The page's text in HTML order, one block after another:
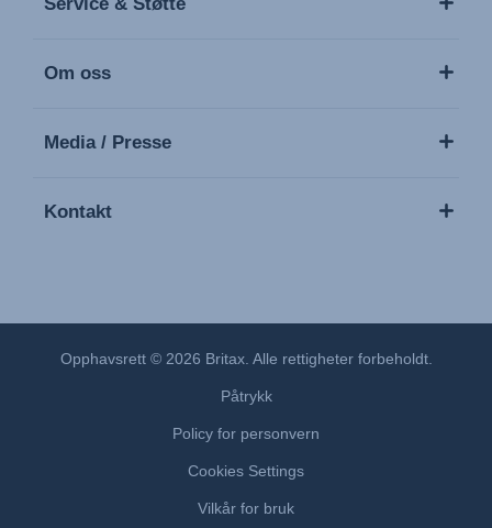
Om oss
Media / Presse
Kontakt
Opphavsrett © 2026 Britax. Alle rettigheter forbeholdt.
Påtrykk
Policy for personvern
Cookies Settings
Vilkår for bruk